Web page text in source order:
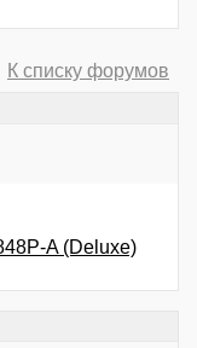
К списку форумов
A (Deluxe)